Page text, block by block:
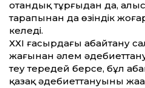
отандық тұрғыдан да,
тарапынан да өзіндік
келеді.
ХХІ ғасырдағы абайтану
жағынан әлем
теу тереңдей берсе, бұл
қазақ әдебиет­тануының